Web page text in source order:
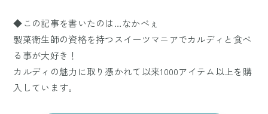
◆この記事を書いたのは…なかべぇ
製菓衛生師の資格を持つスイーツマニアでカルディと食べ
る事が大好き！
カルディの魅力に取り憑かれて以来1000アイテム以上を購
入しています。